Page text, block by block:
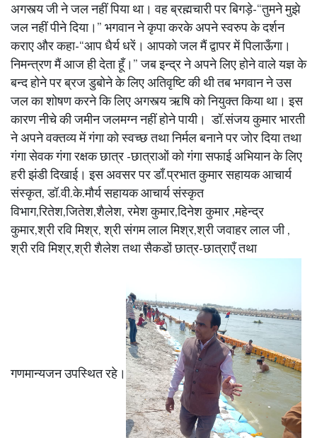
अगस्त्य जी ने जल नहीं पिया था। वह ब्रह्मचारी पर बिगड़े-“तुमने मुझे
जल नहीं पीने दिया।” भगवान ने कृपा करके अपने स्वरुप के दर्शन
कराए और कहा-“आप धैर्य धरें। आपको जल मैं द्वापर में पिलाऊँगा।
निमन्त्रण मैं आज ही देता हूँ।” जब इन्द्र ने अपने लिए होने वाले यज्ञ के
बन्द होने पर ब्रज डुबोने के लिए अतिवृष्टि की थी तब भगवान ने उस
जल का शोषण करने कि लिए अगस्त्य ऋषि को नियुक्त किया था। इस
कारण नीचे की जमीन जलमग्न नहीं होने पायी। डॉ.संजय कुमार भारती
ने अपने वक्तव्य में गंगा को स्वच्छ तथा निर्मल बनाने पर जोर दिया तथा
गंगा सेवक गंगा रक्षक छात्र -छात्राओं को गंगा सफाई अभियान के लिए
हरी झंडी दिखाई। इस अवसर पर डाँ.प्रभात कुमार सहायक आचार्य
संस्कृत, डॉ.वी.के.मौर्य सहायक आचार्य संस्कृत
विभाग,रितेश,जितेश,शैलेश, रमेश कुमार,दिनेश कुमार ,महेन्द्र
कुमार,श्री रवि मिश्र, श्री संगम लाल मिश्र,श्री जवाहर लाल जी ,
श्री रवि मिश्र,श्री शैलेश तथा सैकडों छात्र-छात्राएँ तथा
गणमान्यजन उपस्थित रहे।